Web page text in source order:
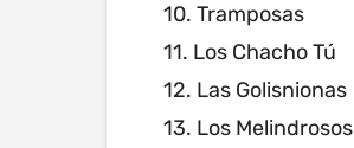
10. Tramposas
11. Los Chacho Tú
12. Las Golisnionas
13. Los Melindrosos